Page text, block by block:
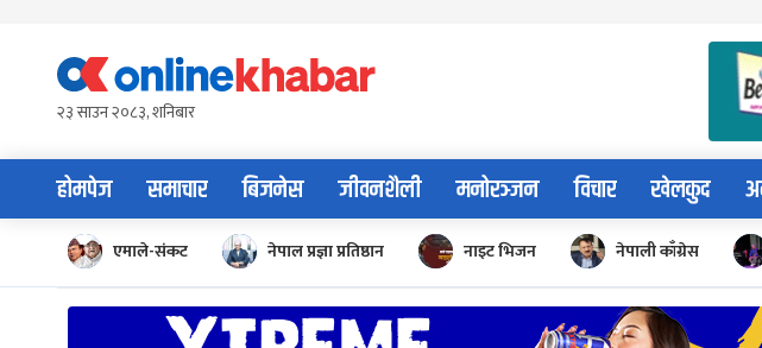
content२३ साउन २०८३, शनिबार
होमपेज समाचार बिजनेस जीवनशैली मनोरञ्जन विचार खेलकुद
एमाले-संकट नेपाल प्रज्ञा प्रतिष्ठान नाइट भिजन नेपाली काँग्रेस